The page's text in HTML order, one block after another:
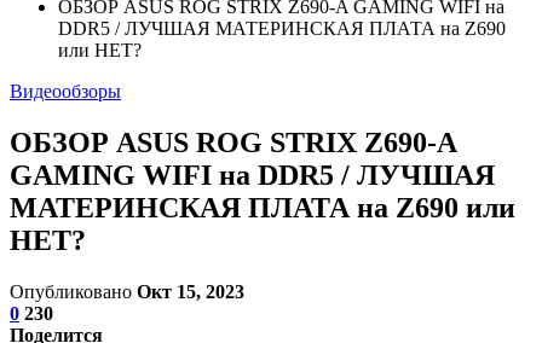
ОБЗОР ASUS ROG STRIX Z690-A GAMING WIFI на
DDR5 / ЛУЧШАЯ МАТЕРИНСКАЯ ПЛАТА на Z690
или НЕТ?
Видеообзоры
ОБЗОР ASUS ROG STRIX Z690-A
GAMING WIFI на DDR5 / ЛУЧШАЯ
МАТЕРИНСКАЯ ПЛАТА на Z690 или
НЕТ?
Опубликовано Окт 15, 2023
0 230
Поделится